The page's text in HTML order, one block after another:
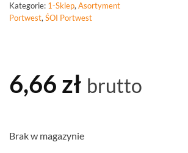
Kategorie: 1-Sklep,Asortyment
Portwest,ŚOI Portwest
6,66 zł brutto
Brak w magazynie